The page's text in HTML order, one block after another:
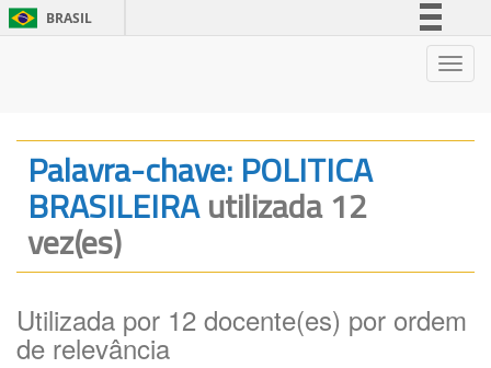
BRASIL
Legislação
Canais
Palavra-chave: POLITICA
BRASILEIRAutilizada 12
vez(es)
Utilizada por 12 docente(es) por ordem
de relevância